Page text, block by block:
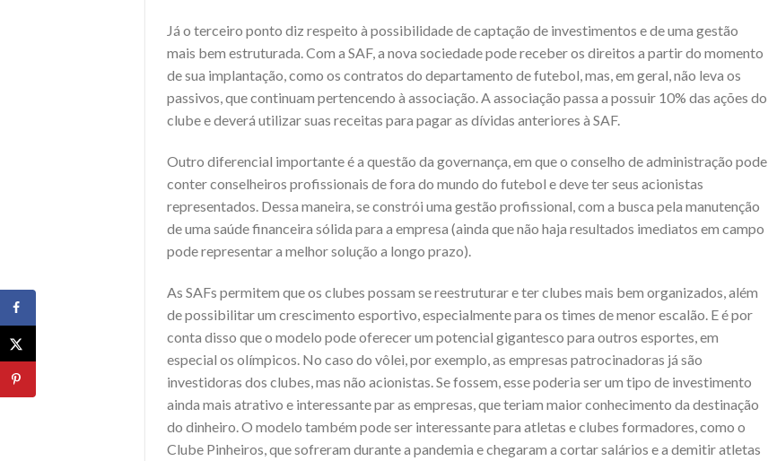
Já o terceiro ponto diz respeito à possibilidade de captação de investimentos e de uma gestão
mais bem estruturada. Com a SAF, a nova sociedade pode receber os direitos a partir do momento
de sua implantação, como os contratos do departamento de futebol, mas, em geral, não leva os
passivos, que continuam pertencendo à associação. A associação passa a possuir 10% das ações do
clube e deverá utilizar suas receitas para pagar as dívidas anteriores à SAF.
Outro diferencial importante é a questão da governança, em que o conselho de administração pode
conter conselheiros profissionais de fora do mundo do futebol e deve ter seus acionistas
representados. Dessa maneira, se constrói uma gestão profissional, com a busca pela manutenção
de uma saúde financeira sólida para a empresa (ainda que não haja resultados imediatos em campo
pode representar a melhor solução a longo prazo).
As SAFs permitem que os clubes possam se reestruturar e ter clubes mais bem organizados, além
de possibilitar um crescimento esportivo, especialmente para os times de menor escalão. E é por
conta disso que o modelo pode oferecer um potencial gigantesco para outros esportes, em
especial os olímpicos. No caso do vôlei, por exemplo, as empresas patrocinadoras já são
investidoras dos clubes, mas não acionistas. Se fossem, esse poderia ser um tipo de investimento
ainda mais atrativo e interessante par as empresas, que teriam maior conhecimento da destinação
do dinheiro. O modelo também pode ser interessante para atletas e clubes formadores, como o
Clube Pinheiros, que sofreram durante a pandemia e chegaram a cortar salários e a demitir atletas